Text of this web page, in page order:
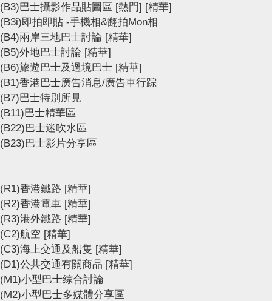
(B3)巴士攝影作品貼圖區 [熱門] [精華]
(B3i)即拍即貼 -手機相&翻拍Mon相
(B4)兩岸三地巴士討論 [精華]
(B5)外地巴士討論 [精華]
(B6)旅遊巴士及過境巴士 [精華]
(B1)香港巴士廣告消息/廣告車行踪
(B7)巴士特別所見
(B11)巴士精華區
(B22)巴士迷吹水區
(B23)巴士影片分享區
(R1)香港鐵路 [精華]
(R2)香港電車 [精華]
(R3)港外鐵路 [精華]
(C2)航空 [精華]
(C3)海上交通及船隻 [精華]
(D1)公共交通有關商品 [精華]
(M1)小型巴士綜合討論
(M2)小型巴士多媒體分享區